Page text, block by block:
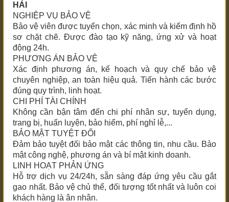
HẢI
NGHIỆP VỤ BẢO VỆ
Bảo vệ viên được tuyển chọn, xác minh và kiểm định hồ
sơ chặt chẽ. Được đào tạo kỹ năng, ứng xử và hoạt
động 24h.
PHƯƠNG ÁN BẢO VỆ
Xác định phương án, kế hoạch và quy chế bảo vệ
chuyên nghiệp, an toàn hiệu quả. Tiến hành các bước
đúng quy trình, linh hoạt.
CHI PHÍ TÀI CHÍNH
Không cần bận tâm đến chi phí nhân sự, tuyển dụng,
trang bị, huấn luyện, bảo hiểm, phí nghỉ lễ,...
BẢO MẬT TUYỆT ĐỐI
Đảm bảo tuyệt đối bảo mật các thông tin, nhu cầu. Bảo
mật công nghệ, phương án và bí mật kinh doanh.
LINH HOẠT PHẢN ỨNG
Hỗ trợ dịch vụ 24/24h, sẵn sàng đáp ứng yêu cầu gắt
gao nhất. Bảo vệ chủ thể, đối tượng tốt nhất và luôn coi
khách hàng là ân nhân.